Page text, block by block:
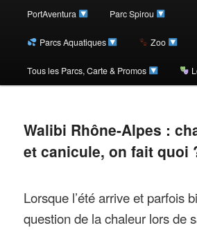
PortAventura Parc Spirou
Parcs Aquatiques Zoo
Tous les Parcs, Carte & Promos
Walibi Rhône-Alpes :
et canicule, on fait quoi
Lorsque l’été arrive et parfois
question de la chaleur lors de